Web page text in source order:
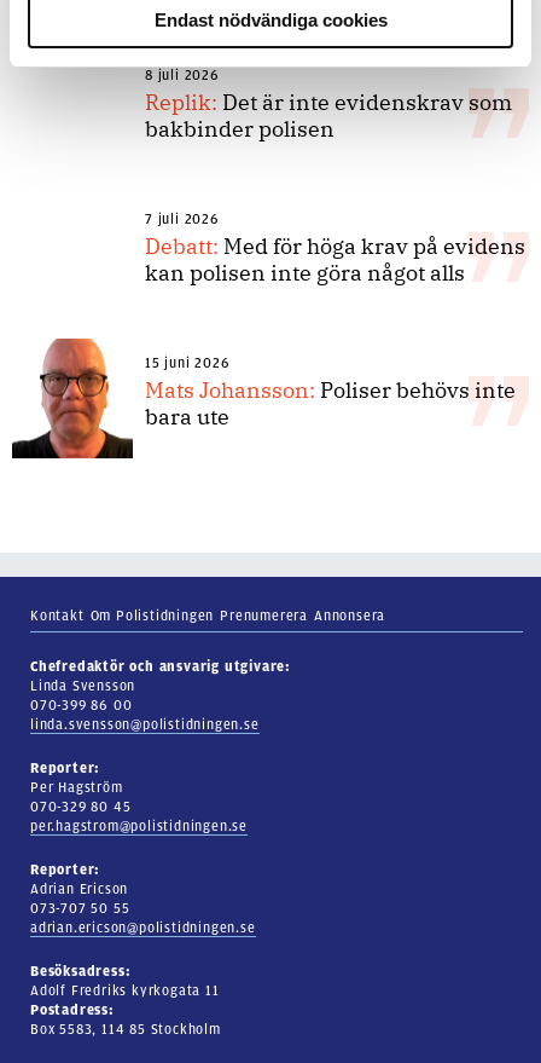
Endast nödvändiga cookies
8 juli 2026
Replik: Det är inte evidenskrav som
bakbinder polisen
7 juli 2026
Debatt: Med för höga krav på evidens
kan polisen inte göra något alls
15 juni 2026
Mats Johansson: Poliser behövs inte
bara ute
Kontakt Om Polistidningen Prenumerera Annonsera
Chefredaktör och ansvarig utgivare:
Linda Svensson
070-399 86 00
linda.svensson@polistidningen.se
Reporter:
Per Hagström
070-329 80 45
per.hagstrom@polistidningen.se
Reporter:
Adrian Ericson
073-707 50 55
adrian.ericson@polistidningen.se
Besöksadress:
Adolf Fredriks kyrkogata 11
Postadress:
Box 5583, 114 85 Stockholm